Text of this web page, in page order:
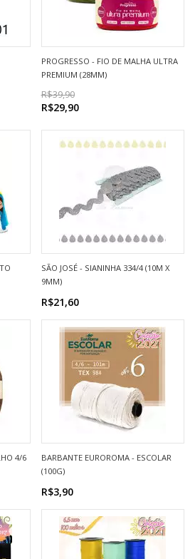
PROGRESSO - FIO DE MALHA ULTRA
PREMIUM (28MM)
R$39,90
R$29,90
SÃO JOSÉ - SIANINHA 334/4 (10M X
9MM)
R$21,60
4/6
BARBANTE EUROROMA - ESCOLAR
(100G)
R$3,90